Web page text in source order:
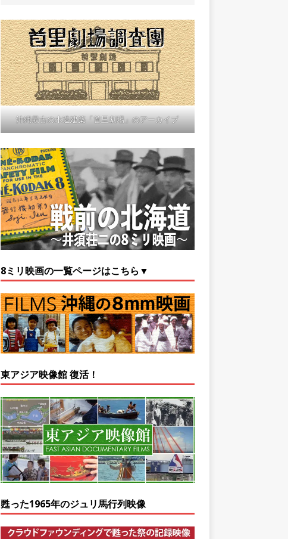
沖縄最古の木造建築「首里劇場」のアーカイブ
8ミリ映画の一覧ページはこちら▼
東アジア映像館 復活！
甦った1965年のジュリ馬行列映像